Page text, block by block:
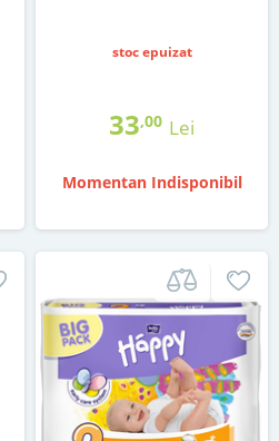
stoc epuizat
33,00 Lei
Momentan Indisponibil